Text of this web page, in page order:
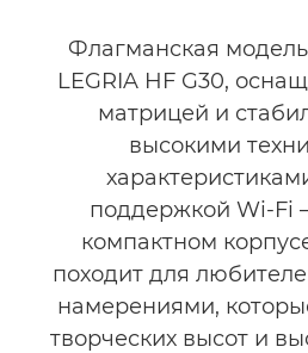
Флагманская
LEGRIA HF G30,
матрицей и
высокими
поддержкой Wi-Fi
компактном
походит для
намерениями,
творческих высот и